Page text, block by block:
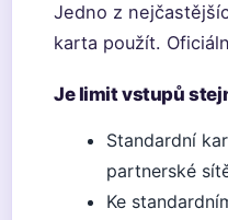
Jedno z
karta použít.
Je limit vstupů
Standardní
partnerské
Ke